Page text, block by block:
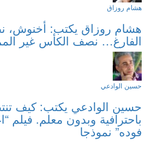
هشام روزاق
هشام روزاق يكتب: أخنوش،
الفارغ… نصف الكأس غير
حسين الوادعي
حسين الوادعي يكتب: كيف
باحترافية وبدون معلم. فيلم
فوده” نموذجا